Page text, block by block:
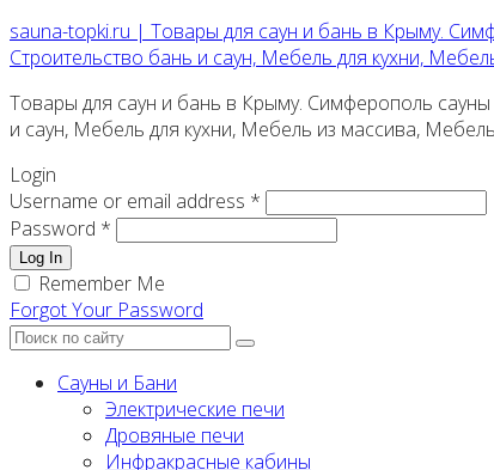
sauna-topki.ru | Товары для саун и бань в Крыму.
Строительство бань и саун, Мебель для кухни,
Товары для саун и бань в Крыму. Симферополь
и саун, Мебель для кухни, Мебель из массива,
Login
Username or email address *
Password *
Log In
Remember Me
Forgot Your Password
Сауны и Бани
Электрические печи
Дровяные печи
Инфракрасные кабины